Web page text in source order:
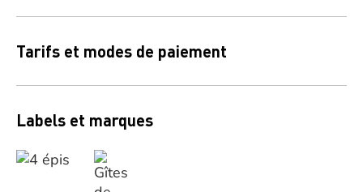
Tarifs et modes de paiement
Labels et marques